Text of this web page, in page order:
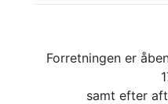
Forretningen er
samt efter